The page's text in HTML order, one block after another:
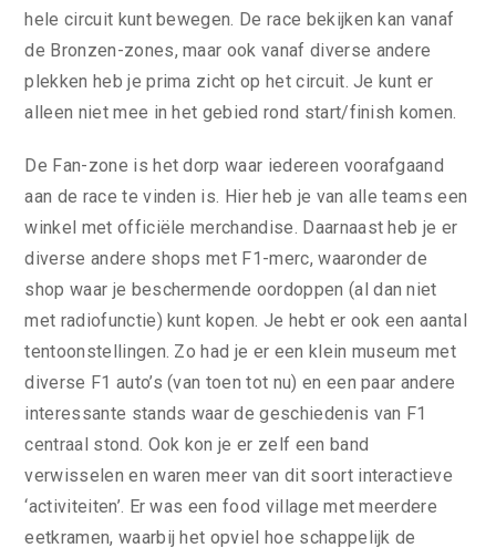
hele circuit kunt bewegen. De race bekijken kan vanaf
de Bronzen-zones, maar ook vanaf diverse andere
plekken heb je prima zicht op het circuit. Je kunt er
alleen niet mee in het gebied rond start/finish komen.
De Fan-zone is het dorp waar iedereen voorafgaand
aan de race te vinden is. Hier heb je van alle teams een
winkel met officiële merchandise. Daarnaast heb je er
diverse andere shops met F1-merc, waaronder de
shop waar je beschermende oordoppen (al dan niet
met radiofunctie) kunt kopen. Je hebt er ook een aantal
tentoonstellingen. Zo had je er een klein museum met
diverse F1 auto’s (van toen tot nu) en een paar andere
interessante stands waar de geschiedenis van F1
centraal stond. Ook kon je er zelf een band
verwisselen en waren meer van dit soort interactieve
‘activiteiten’. Er was een food village met meerdere
eetkramen, waarbij het opviel hoe schappelijk de